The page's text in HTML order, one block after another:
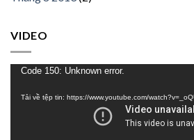
VIDEO
Trình
Code 150: Unknown error.
Tải về tệp tin: https://www.youtube.com/